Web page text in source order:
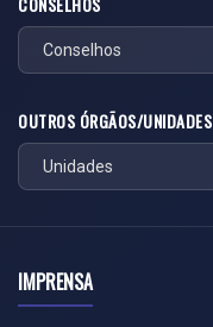
OUTROS ÓRGÃOS/UNIDADES
IMPRENSA